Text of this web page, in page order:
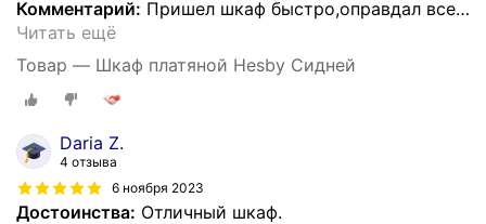
Комментарий: Пришел шкаф быстро,оправдал все…
Читать ещё
Товар — Шкаф платяной Hesby Сидней
Daria Z.
4 отзыва
6 ноября 2023
Достоинства: Отличный шкаф.